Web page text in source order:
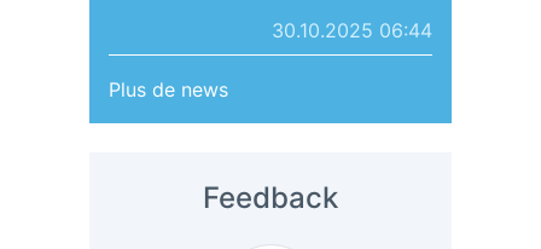
30.10.2025 06:44
Plus de news
Feedback